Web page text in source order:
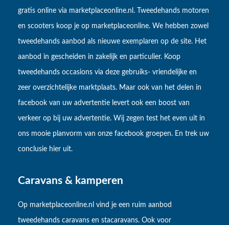
gratis online via marketplaceonline.nl. Tweedehands motoren
en scooters koop je op marketplaceonline. We hebben zowel
tweedehands aanbod als nieuwe exemplaren op de site. Het
aanbod in gescheiden in zakelijk en particulier. Koop
tweedehands occasions via deze gebruiks- vriendelijke en
zeer overzichtelijke marktplaats. Maar ook van het delen in
facebook van uw advertentie levert ook een boost van
verkeer op bij uw advertentie. Wij zegen test het even uit in
ons mooie planvorm van onze facebook groepen. En trek uw
conclusie hier uit.
Caravans & kamperen
Op marketplaceonline.nl vind je een ruim aanbod
tweedehands caravans en stacaravans. Ook voor